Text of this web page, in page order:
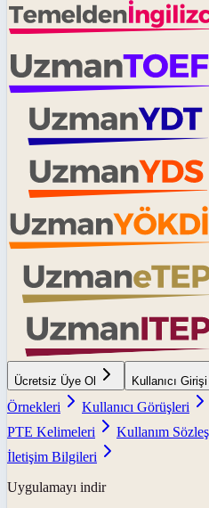
Ücretsiz Üye Ol Kullanıcı Girişi
Örnekleri
Kullanıcı Görüşleri
PTE Kelimeleri
Kullanım
İletişim Bilgileri
Uygulamayı indir